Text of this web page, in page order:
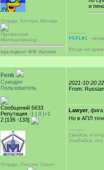
Откуда: Англия, Москва
Профессия:
Миллуолионер
президент ФФ Англии
и
-----------
PEFL#1 -
Когда не
Fenk
Суиндон
Пользователь
Сообщений 5633
Репутация -1 | 0 |+1
2 [135 -133]
Откуда: Россия, Cанкт-
2021-10-20
From:
Lawyer ,
Но в АПЛ
-----------
Смейся, я
Улыбайся,